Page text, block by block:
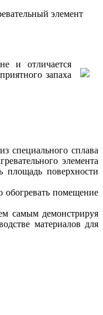
элемент
и отличается
запаха
специального сплава
элемента
площадь поверхности
обогревать помещение
самым демонстрируя
материалов для